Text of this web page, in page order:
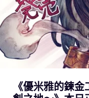
《優米雅的鍊